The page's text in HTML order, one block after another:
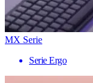
MX Serie
Serie Ergo